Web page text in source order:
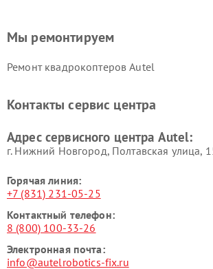
Мы ремонтируем
Ремонт квадрокоптеров Autel
Контакты сервис центра
Адрес сервисного центра Autel:
г. Нижний Новгород, Полтавская улица,
Горячая линия:
+7 (831) 231-05-25
Контактный телефон:
8 (800) 100-33-26
Электронная почта:
info@autelrobotics-fix.ru